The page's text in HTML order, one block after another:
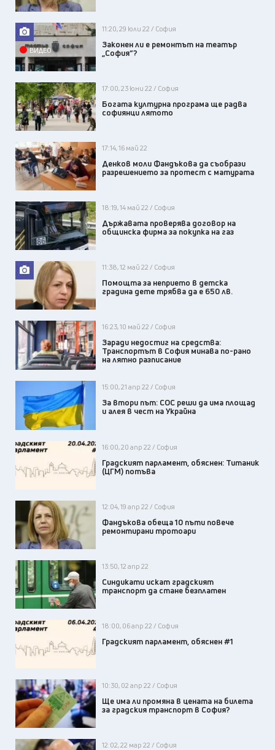
ВИДЕО
11:20, 29 юли 22 / София
Законен ли е ремонтът на театър
„София“?
17:00, 23 юни 22 / София
Богата културна програма ще радва
софиянци лятото
17:14, 16 май 22
Денков моли Фандъкова да съобрази
разрешението за протест с матурата
18:19, 14 май 22 / София
Държавата проверява договор на
общинска фирма за покупка на газ
11:38, 12 май 22 / София
Помощта за неприето в детска
градина дете трябва да е 650 лв.
16:23, 10 май 22 / София
Заради недостиг на средства:
Транспортът в София минава по-рано
на лятно разписание
15:00, 21 апр 22 / София
За втори път: СОС реши да има площад
и алея в чест на Украйна
16:00, 20 апр 22 / София
Градският парламент, обяснен: Титаник
(ЦГМ) потъва
12:04, 19 апр 22 / София
Фандъкова обеща 10 пъти повече
ремонтирани тротоари
13:50, 12 апр 22
Синдикати искат градският
транспорт да стане безплатен
18:00, 06 апр 22 / София
Градският парламент, обяснен #1
10:30, 02 апр 22 / София
Ще има ли промяна в цената на билета
за градския транспорт в София?
12:02, 22 мар 22 / София